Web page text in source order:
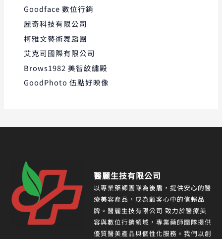
Goodface 數位行銷
麗奇科技有限公司
柯雅文藝術舞蹈團
艾克司國際有限公司
Brows1982 美智紋繡殿
GoodPhoto 伍點好映像
醫麗生技有限公司
以專業藥師團隊為後盾，提供安心的醫
療美容產品，成為顧客心中的信賴品
牌。醫麗生技有限公司 致力於醫療美
容與數位行銷領域，專業藥師團隊提供
優質醫美產品與個性化服務。我們以創